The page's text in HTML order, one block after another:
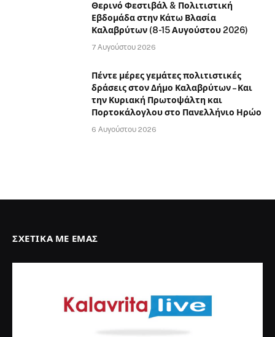
Θερινό Φεστιβάλ & Πολιτιστική
Εβδομάδα στην Κάτω Βλασία
Καλαβρύτων (8-15 Αυγούστου 2026)
7 Αυγούστου 2026
Πέντε μέρες γεμάτες πολιτιστικές
δράσεις στον Δήμο Καλαβρύτων – Και
την Κυριακή Πρωτοψάλτη και
Πορτοκάλογλου στο Πανελλήνιο Ηρώο
6 Αυγούστου 2026
ΣΧΕΤΙΚΆ ΜΕ ΕΜΆΣ